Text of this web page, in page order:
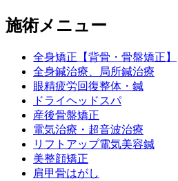
施術メニュー
全身矯正【背骨・骨盤矯正】
全身鍼治療、局所鍼治療
眼精疲労回復整体・鍼
ドライヘッドスパ
産後骨盤矯正
電気治療・超音波治療
リフトアップ電気美容鍼
美整顔矯正
肩甲骨はがし